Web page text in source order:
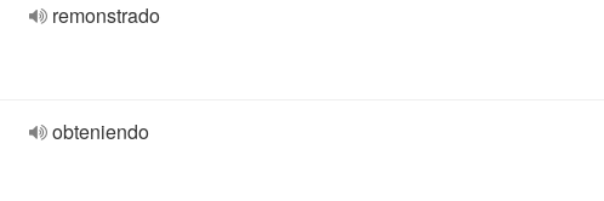
remonstrado
obteniendo